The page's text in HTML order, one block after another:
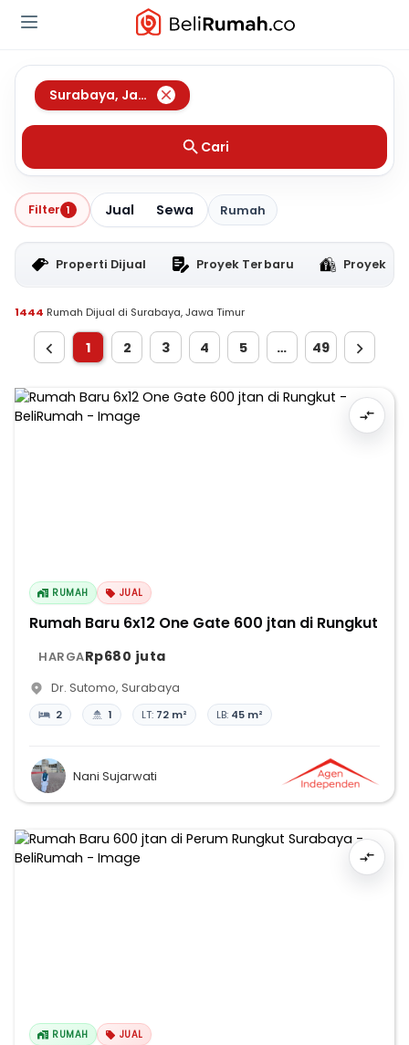
Surabaya, Jawa Timur
Cari
Filter 1 Jual Sewa Rumah
Properti Dijual Proyek Terbaru Proyek
1444 Rumah Dijual di Surabaya, Jawa Timur
1 2 3 4 5 … 49
RUMAH JUAL
Rumah Baru 6x12 One Gate 600 jtan di Rungkut
HARGARp680 juta
Dr. Sutomo, Surabaya
2 1 LT: 72 m² LB: 45 m²
Nani Sujarwati
RUMAH JUAL